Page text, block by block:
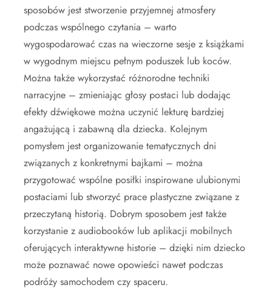
sposobów jest stworzenie przyjemnej atmosfery
podczas wspólnego czytania – warto
wygospodarować czas na wieczorne sesje z książkami
w wygodnym miejscu pełnym poduszek lub koców.
Można także wykorzystać różnorodne techniki
narracyjne – zmieniając głosy postaci lub dodając
efekty dźwiękowe można uczynić lekturę bardziej
angażującą i zabawną dla dziecka. Kolejnym
pomysłem jest organizowanie tematycznych dni
związanych z konkretnymi bajkami – można
przygotować wspólne posiłki inspirowane ulubionymi
postaciami lub stworzyć prace plastyczne związane z
przeczytaną historią. Dobrym sposobem jest także
korzystanie z audiobooków lub aplikacji mobilnych
oferujących interaktywne historie – dzięki nim dziecko
może poznawać nowe opowieści nawet podczas
podróży samochodem czy spaceru.